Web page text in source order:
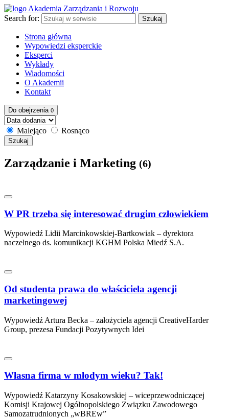
Search for: Szukaj
Strona główna
Wypowiedzi eksperckie
Eksperci
Wykłady
Wiadomości
O Akademii
Kontakt
Do obejrzenia 0
Malejąco Rosnąco
Szukaj
Zarządzanie i Marketing (6)
W PR trzeba się interesować drugim człowiekiem
Wypowiedź Lidii Marcinkowskiej-Bartkowiak – dyrektora
naczelnego ds. komunikacji KGHM Polska Miedź S.A.
Od studenta prawa do właściciela agencji
marketingowej
Wypowiedź Artura Becka – założyciela agencji CreativeHarder
Group, prezesa Fundacji Pozytywnych Idei
Własna firma w młodym wieku? Tak!
Wypowiedź Katarzyny Kosakowskiej – wiceprzewodniczącej
Komisji Krajowej Ogólnopolskiego Związku Zawodowego
Samozatrudnionych „wBREw”